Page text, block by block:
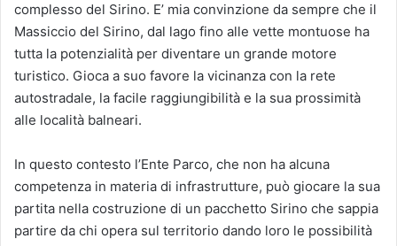
complesso del Sirino. E’ mia convinzione da sempre che il
Massiccio del Sirino, dal lago fino alle vette montuose ha
tutta la potenzialità per diventare un grande motore
turistico. Gioca a suo favore la vicinanza con la rete
autostradale, la facile raggiungibilità e la sua prossimità
alle località balneari.
In questo contesto l’Ente Parco, che non ha alcuna
competenza in materia di infrastrutture, può giocare la sua
partita nella costruzione di un pacchetto Sirino che sappia
partire da chi opera sul territorio dando loro le possibilità